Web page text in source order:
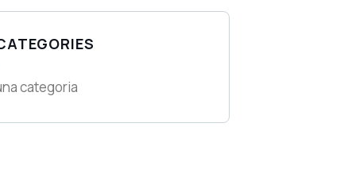
categoria